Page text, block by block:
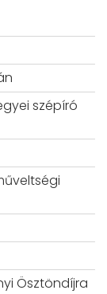
szépíró
Ösztöndíjra